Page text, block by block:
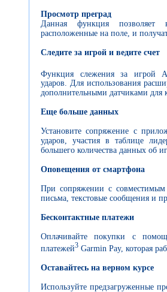
Просмотр преград
Данная функция позволяет
расположенные на поле, и
Следите за игрой и ведите счет
Функция слежения за игрой
ударов. Для использования
дополнительными датчиками
Еще больше данных
Установите сопряжение с
ударов, участия в таблице
большего количества данных об
Оповещения от смартфона
При сопряжении с
письма, текстовые сообщения и
Бесконтактные платежи
Оплачивайте покупки с
платежей3 Garmin Pay, которая
Оставайтесь на верном курсе
Используйте предзагруженные